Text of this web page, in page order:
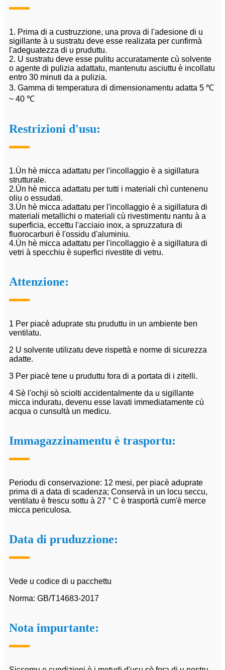
1. Prima di a custruzzione, una prova di l'adesione di u
sigillante à u sustratu deve esse realizata per cunfirmà
l'adeguatezza di u pruduttu.
2. U sustratu deve esse pulitu accuratamente cù solvente
o agente di pulizia adattatu, mantenutu asciuttu è incollatu
entro 30 minuti da a pulizia.
3. Gamma di temperatura di dimensionamentu adatta 5 ℃
~ 40 ℃
Restrizioni d'usu:
1.Ùn hè micca adattatu per l'incollaggio è a sigillatura
strutturale.
2.Ùn hè micca adattatu per tutti i materiali chì cuntenenu
oliu o essudati.
3.Ùn hè micca adattatu per l'incollaggio è a sigillatura di
materiali metallichi o materiali cù rivestimentu nantu à a
superficia, eccettu l'acciaio inox, a spruzzatura di
fluorocarburi è l'ossidu d'aluminiu.
4.Ùn hè micca adattatu per l'incollaggio è a sigillatura di
vetri à specchiu è superfici rivestite di vetru.
Attenzione:
1 Per piacè aduprate stu pruduttu in un ambiente ben
ventilatu.
2 U solvente utilizatu deve rispettà e norme di sicurezza
adatte.
3 Per piacè tene u pruduttu fora di a portata di i zitelli.
4 Sè l'ochji sò sciolti accidentalmente da u sigillante
micca induratu, devenu esse lavati immediatamente cù
acqua o cunsultà un medicu.
Immagazzinamentu è trasportu:
Periodu di conservazione: 12 mesi, per piacè aduprate
prima di a data di scadenza; Conservà in un locu seccu,
ventilatu è frescu sottu à 27 ° C è trasportà cum'è merce
micca periculosa.
Data di pruduzzione:
Vede u codice di u pacchettu
Norma: GB/T14683-2017
Nota impurtante: